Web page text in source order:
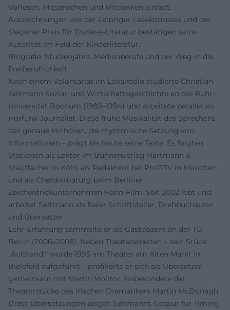
Vorlesen, Mitsprechen und Mitdenken einlädt.
Auszeichnungen wie der Leipziger Lesekompass und der
Siegener Preis für Erstlese-Literatur bestätigen seine
Autorität im Feld der Kinderliteratur.
Biografie: Studienjahre, Medienberufe und der Weg in die
Freiberuflichkeit
Nach einem Volontariat im Lokalradio studierte Christian
Seltmann Sozial- und Wirtschaftsgeschichte an der Ruhr-
Universität Bochum (1989–1994) und arbeitete parallel als
Hörfunk-Journalist. Diese frühe Musikalität des Sprechens –
das genaue Hinhören, die rhythmische Setzung von
Informationen – prägt bis heute seine Texte. Es folgten
Stationen als Lektor im Bühnenverlag Hartmann &
Stauffacher in Köln, als Redakteur bei Pro7-TV in München
und als Chefdramaturg beim Berliner
Zeichentrickunternehmen Hahn-Film. Seit 2002 lebt und
arbeitet Seltmann als freier Schriftsteller, Drehbuchautor
und Übersetzer.
Lehr-Erfahrung sammelte er als Gastdozent an der TU
Berlin (2006–2008). Neben Theaterarbeiten – sein Stück
„Aufstand!“ wurde 1995 am Theater am Alten Markt in
Bielefeld aufgeführt – profilierte er sich als Übersetzer
gemeinsam mit Martin Molitor, insbesondere der
Theaterstücke des irischen Dramatikers Martin McDonagh.
Diese Übersetzungen zeigen Seltmanns Gespür für Timing,